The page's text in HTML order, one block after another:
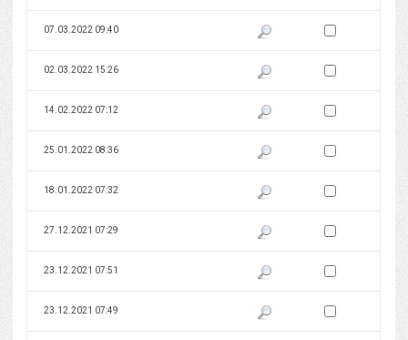
07.03.2022 09:40 Pokaż podgląd wersji z dnia
Zaznacz wersję do
02.03.2022 15:26 Pokaż podgląd wersji z dnia
Zaznacz wersję do
14.02.2022 07:12 Pokaż podgląd wersji z dnia
Zaznacz wersję do
25.01.2022 08:36 Pokaż podgląd wersji z dnia
Zaznacz wersję do
18.01.2022 07:32 Pokaż podgląd wersji z dnia
Zaznacz wersję do
27.12.2021 07:29 Pokaż podgląd wersji z dnia
Zaznacz wersję do
23.12.2021 07:51 Pokaż podgląd wersji z dnia
Zaznacz wersję do
23.12.2021 07:49 Pokaż podgląd wersji z dnia
Zaznacz wersję do